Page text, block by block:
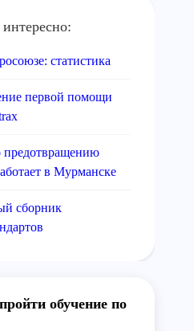
статистика
первой помощи
в Мурманске
сборник
обучение по